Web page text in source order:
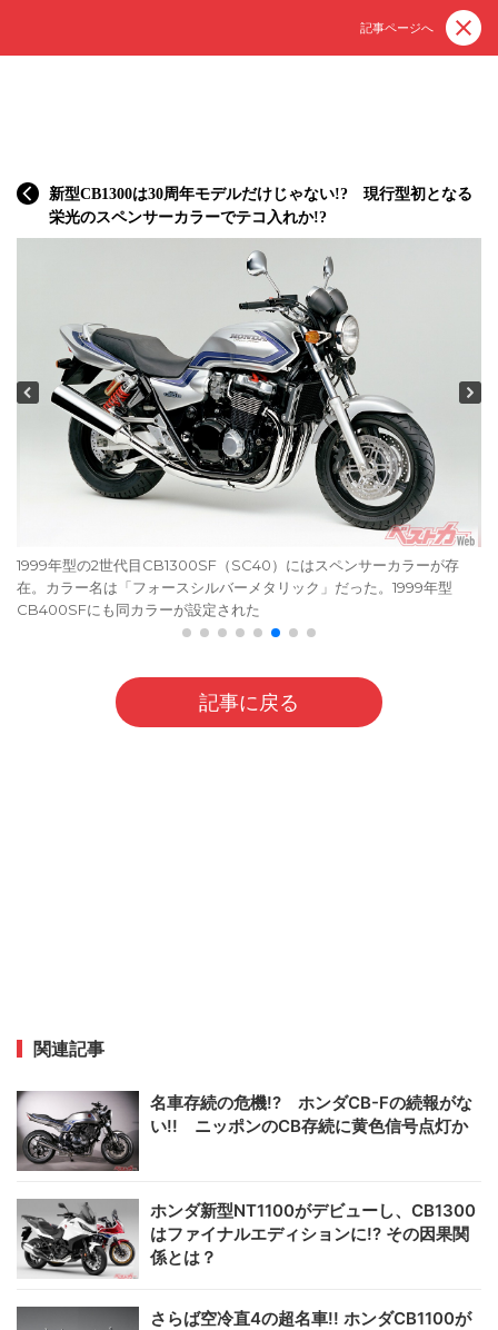
記事ページへ
新型CB1300は30周年モデルだけじゃない!? 現行型初となる
栄光のスペンサーカラーでテコ入れか!?
1999年型の2世代目CB1300SF（SC40）にはスペンサーカラーが存
在。カラー名は「フォースシルバーメタリック」だった。1999年型
CB400SFにも同カラーが設定された
記事に戻る
関連記事
名車存続の危機!? ホンダCB-Fの続報がな
い!! ニッポンのCB存続に黄色信号点灯か
ホンダ新型NT1100がデビューし、CB1300
はファイナルエディションに!? その因果関
係とは？
さらば空冷直4の超名車!! ホンダCB1100が